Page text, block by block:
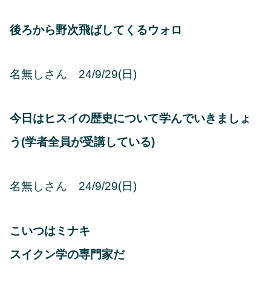
後ろから野次飛ばしてくるウォロ
名無しさん 24/9/29(日)
今日はヒスイの歴史について学んでいきましょ
う (学者全員が受講している)
名無しさん 24/9/29(日)
こいつはミナキ
スイクン学の専門家だ